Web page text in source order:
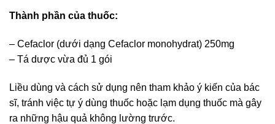
Thành phần của thuốc:
– Cefaclor (dưới dạng Cefaclor monohydrat) 250mg
– Tá dược vừa đủ 1 gói
Liều dùng và cách sử dụng nên tham khảo ý kiến của bác
sĩ, tránh việc tự ý dùng thuốc hoặc lạm dụng thuốc mà gây
ra những hậu quả không lường trước.